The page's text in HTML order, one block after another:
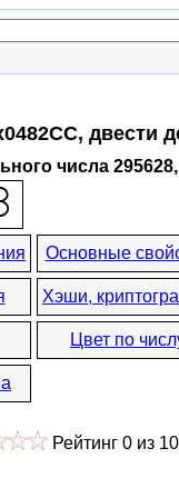
двести
числа
Основные
Хэши,
Цвет по
Рейтинг 0 из 10